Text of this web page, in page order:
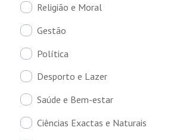
Religião e Moral
Gestão
Política
Desporto e Lazer
Saúde e Bem-estar
Ciências Exactas e Naturais